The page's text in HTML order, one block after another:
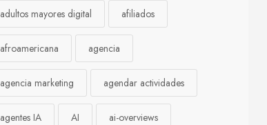
adultos mayores digital afiliados
afroamericana agencia
agencia marketing agendar actividades
agentes IA AI ai-overviews